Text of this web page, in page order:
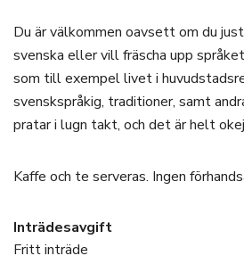
Du är välkommen oavsett om du
svenska eller vill fräscha upp
som till exempel livet i
svenskspråkig, traditioner, samt
pratar i lugn takt, och det är helt
Kaffe och te serveras. Ingen
Inträdesavgift
Fritt inträde